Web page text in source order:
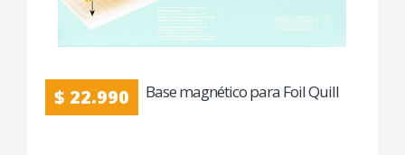
$ 22.990 Base magnético para Foil Quill